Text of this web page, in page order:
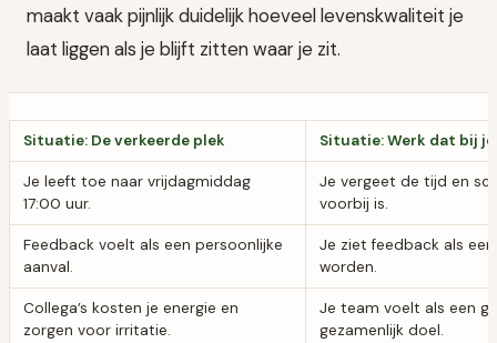
maakt vaak pijnlijk duidelijk hoeveel levenskwaliteit je
laat liggen als je blijft zitten waar je zit.
Situatie: De verkeerde plek Situatie: Werk dat bij
Je leeft toe naar vrijdagmiddag
17:00 uur.
Je vergeet de tijd en
voorbij is.
Feedback voelt als een persoonlijke
aanval.
Je ziet feedback als
worden.
Collega’s kosten je energie en
zorgen voor irritatie.
Je team voelt als een
gezamenlijk doel.